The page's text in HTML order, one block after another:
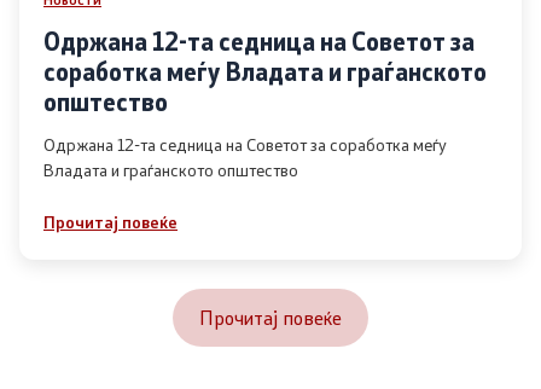
Одржана 12-та седница на Советот за
соработка меѓу Владата и граѓанското
општество
Одржана 12-та седница на Советот за соработка меѓу
Владата и граѓанското општество
Прочитај повеќе
Прочитај повеќе